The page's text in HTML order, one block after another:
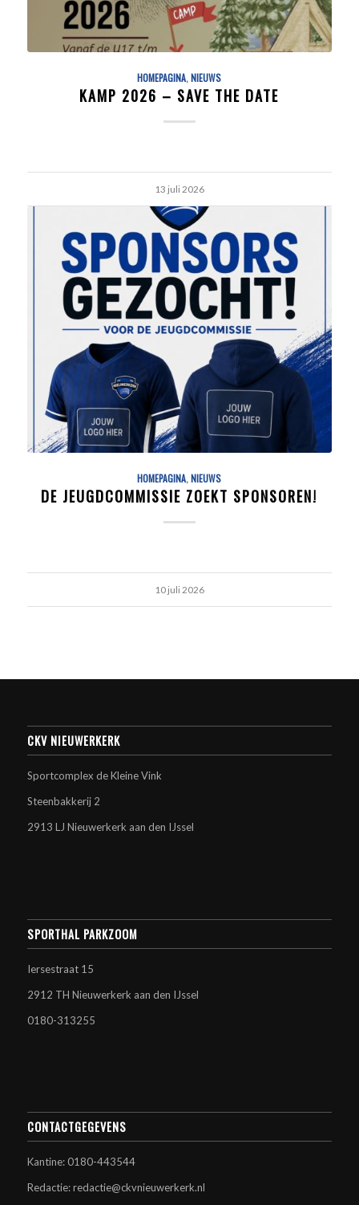
HOMEPAGINA,NIEUWS
KAMP 2026 – SAVE THE DATE
13 juli 2026
HOMEPAGINA,NIEUWS
DE JEUGDCOMMISSIE ZOEKT SPONSOREN!
10 juli 2026
CKV NIEUWERKERK
Sportcomplex de Kleine Vink
Steenbakkerij 2
2913 LJ Nieuwerkerk aan den IJssel
SPORTHAL PARKZOOM
Iersestraat 15
2912 TH Nieuwerkerk aan den IJssel
0180-313255
CONTACTGEGEVENS
Kantine: 0180-443544
Redactie: redactie@ckvnieuwerkerk.nl